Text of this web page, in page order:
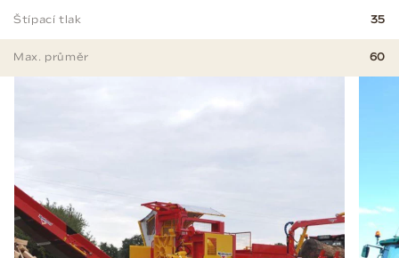
Štípací tlak 35
Max. průměr 60